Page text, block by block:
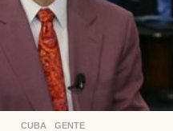
CUBA ,GENTE